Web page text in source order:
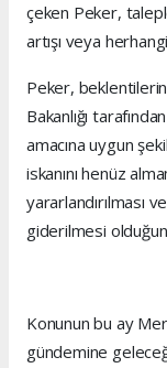
çeken Peker,
artışı veya
Peker,
Bakanlığı
amacına uygun
iskanını henüz
yararlandırılması
giderilmesi
Konunun bu ay
gündemine